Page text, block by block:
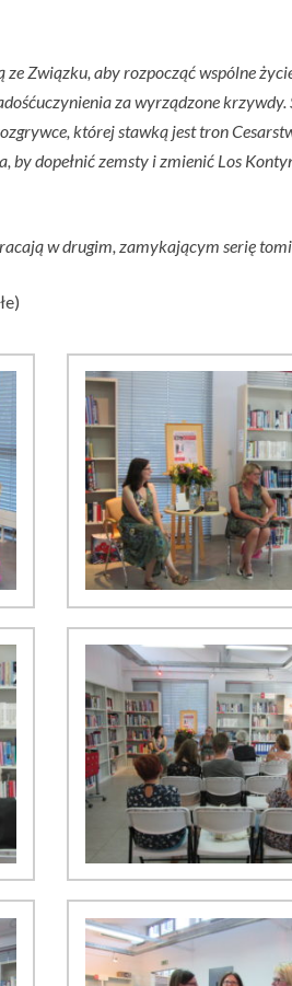
Związku, aby rozpocząć wspólne
za wyrządzone
której stawką jest tron
by dopełnić zemsty i zmienić Los
w drugim, zamykającym serię